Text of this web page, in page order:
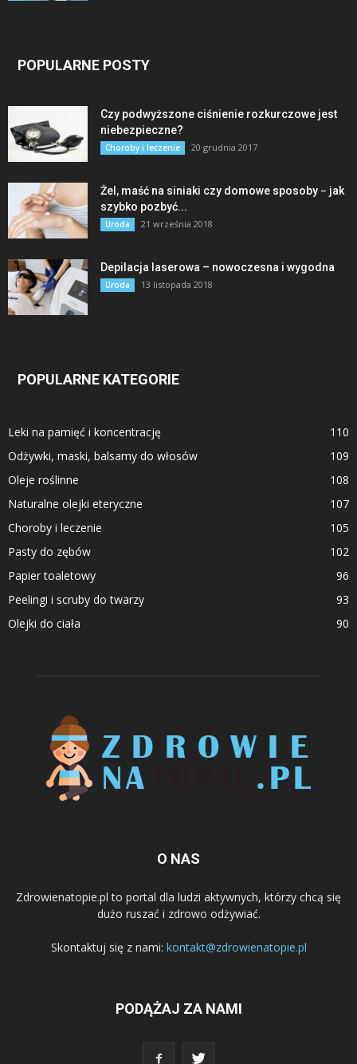
POPULARNE POSTY
Czy podwyższone ciśnienie rozkurczowe jest
niebezpieczne?
Choroby i leczenie 20 grudnia 2017
Żel, maść na siniaki czy domowe sposoby − jak
szybko pozbyć...
Uroda 21 września 2018
Depilacja laserowa – nowoczesna i wygodna
Uroda 13 listopada 2018
POPULARNE KATEGORIE
Leki na pamięć i koncentrację
110
Odżywki, maski, balsamy do włosów
109
Oleje roślinne
108
Naturalne olejki eteryczne
107
Choroby i leczenie
105
Pasty do zębów
102
Papier toaletowy
96
Peelingi i scruby do twarzy
93
Olejki do ciała
90
O NAS
Zdrowienatopie.pl to portal dla ludzi aktywnych, którzy chcą się
dużo ruszać i zdrowo odżywiać.
Skontaktuj się z nami: kontakt@zdrowienatopie.pl
PODĄŻAJ ZA NAMI